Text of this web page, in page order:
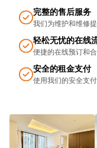
完整的售后服务
我们为维护和维修
轻松无忧的在线
便捷的在线预订和
安全的租金支付
使用我们的安全支